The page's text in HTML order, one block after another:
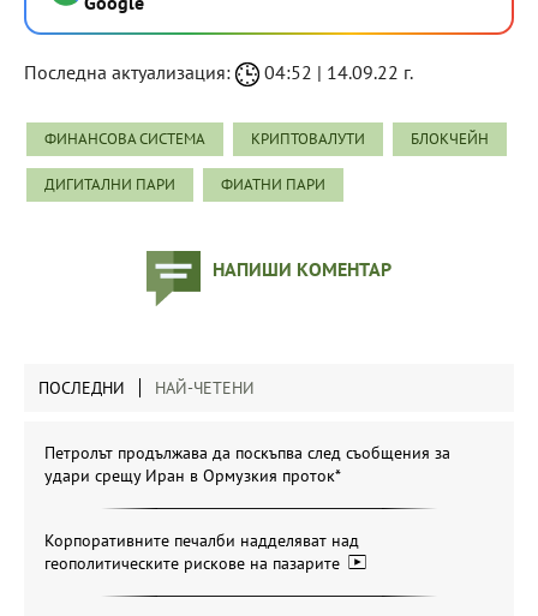
Последна актуализация: 04:52 | 14.09.22 г.
ФИНАНСОВА СИСТЕМА КРИПТОВАЛУТИ БЛОКЧЕЙН
ДИГИТАЛНИ ПАРИ ФИАТНИ ПАРИ
НАПИШИ КОМЕНТАР
ПОСЛЕДНИ НАЙ-ЧЕТЕНИ
Петролът продължава да поскъпва след съобщения за
удари срещу Иран в Ормузкия проток*
Корпоративните печалби надделяват над
геополитическите рискове на пазарите